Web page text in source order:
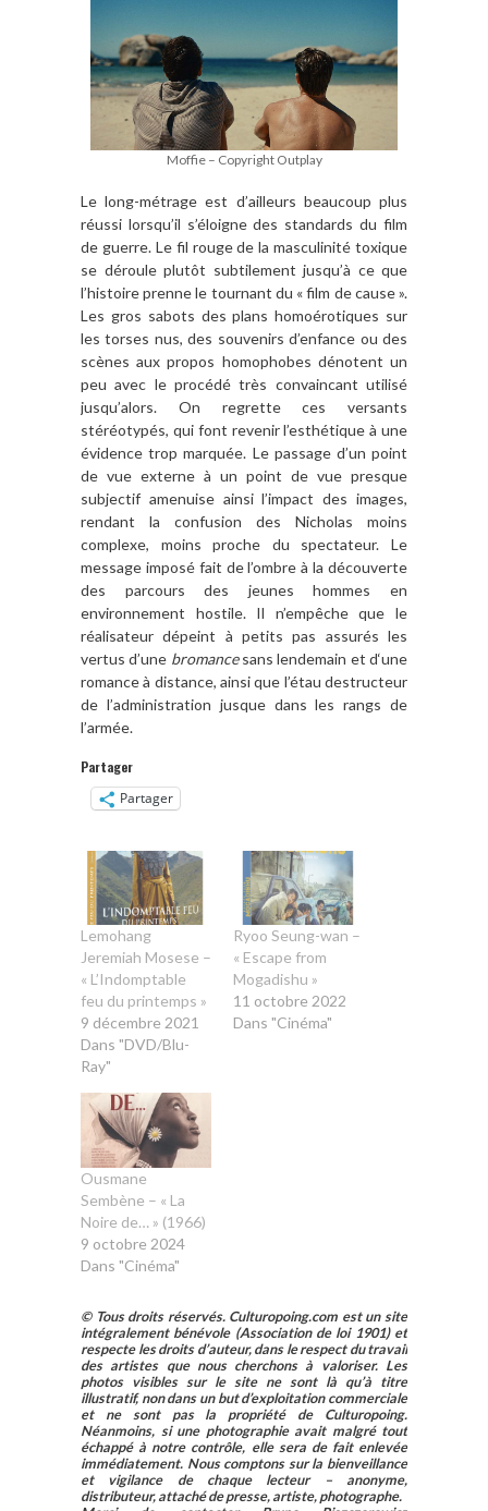
Moffie – Copyright Outplay
Le long-métrage est d’ailleurs beaucoup plus
réussi lorsqu’il s’éloigne des standards du film
de guerre. Le fil rouge de la masculinité toxique
se déroule plutôt subtilement jusqu’à ce que
l’histoire prenne le tournant du « film de cause ».
Les gros sabots des plans homoérotiques sur
les torses nus, des souvenirs d’enfance ou des
scènes aux propos homophobes dénotent un
peu avec le procédé très convaincant utilisé
jusqu’alors. On regrette ces versants
stéréotypés, qui font revenir l’esthétique à une
évidence trop marquée. Le passage d’un point
de vue externe à un point de vue presque
subjectif amenuise ainsi l’impact des images,
rendant la confusion des Nicholas moins
complexe, moins proche du spectateur. Le
message imposé fait de l’ombre à la découverte
des parcours des jeunes hommes en
environnement hostile. Il n’empêche que le
réalisateur dépeint à petits pas assurés les
vertus d’une bromancesans lendemain et d‘une
romance à distance, ainsi que l’étau destructeur
de l’administration jusque dans les rangs de
l’armée.
Partager
Partager
Lemohang
Jeremiah Mosese –
« L’Indomptable
feu du printemps »
9 décembre 2021
Dans "DVD/Blu-
Ray"
Ryoo Seung-wan –
« Escape from
Mogadishu »
11 octobre 2022
Dans "Cinéma"
Ousmane
Sembène – « La
Noire de… » (1966)
9 octobre 2024
Dans "Cinéma"
© Tous droits réservés. Culturopoing.com est un site
intégralement bénévole (Association de loi 1901) et
respecte les droits d’auteur, dans le respect du travail
des artistes que nous cherchons à valoriser. Les
photos visibles sur le site ne sont là qu’à titre
illustratif, non dans un but d’exploitation commerciale
et ne sont pas la propriété de Culturopoing.
Néanmoins, si une photographie avait malgré tout
échappé à notre contrôle, elle sera de fait enlevée
immédiatement. Nous comptons sur la bienveillance
et vigilance de chaque lecteur – anonyme,
distributeur, attaché de presse, artiste, photographe.